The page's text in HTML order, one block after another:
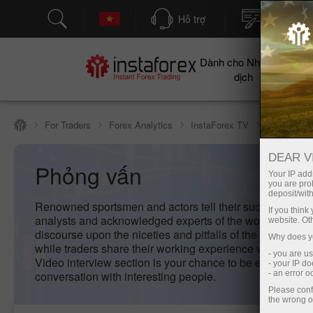
Hỗ trợ Mở tài
Dành cho Nhà giao
dịch
For Traders Forex Analytics InstaForex TV Phỏng vấn
Phỏng vấn
Renowned sportsmen and actors tell their success
analysts and acknowledged experts of the world of
discourse upon the niceties and pitfalls of the currency
while traders share their working experience with
Video interview section is your chance to be engaged in
conversation with interesting people.
DEAR
Your IP
you are
deposit/
If you
website.
Why does
- you are
- your IP
- an error
Please
the wrong